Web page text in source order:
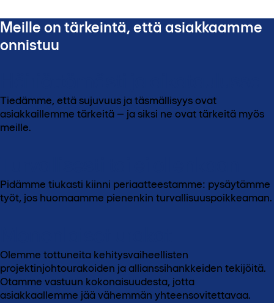
Meille on tärkeintä, että asiakkaamme
onnistuu
Tiedämme, että sujuvuus ja täsmällisyys ovat
asiakkaillemme tärkeitä – ja siksi ne ovat tärkeitä myös
meille.
Pidämme tiukasti kiinni periaatteestamme: pysäytämme
työt, jos huomaamme pienenkin turvallisuuspoikkeaman.
Olemme tottuneita kehitysvaiheellisten
projektinjohtourakoiden ja allianssihankkeiden tekijöitä.
Otamme vastuun kokonaisuudesta, jotta
asiakkaallemme jää vähemmän yhteensovitettavaa.